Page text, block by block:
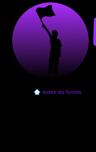
Index du forum